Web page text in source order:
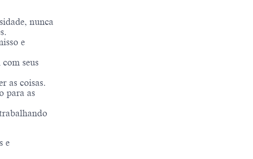
nunca
e
seus
as coisas.
para as
e